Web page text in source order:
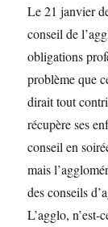
Le 21 janvier
conseil de
obligations
problème que
dirait tout
récupère ses
conseil en
mais
des conseils
L’agglo,